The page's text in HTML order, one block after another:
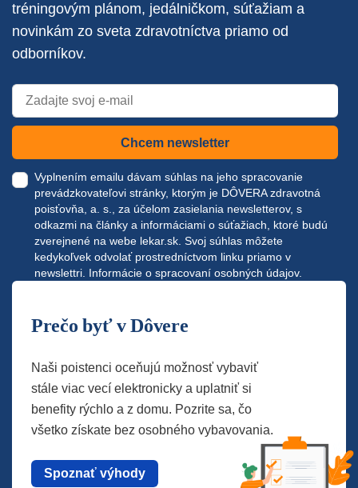
tréningovým plánom, jedálničkom, súťažiam a
novinkám zo sveta zdravotníctva priamo od
odborníkov.
Chcem newsletter
Vyplnením emailu dávam súhlas na jeho spracovanie
prevádzkovateľovi stránky, ktorým je DÔVERA zdravotná
poisťovňa, a. s., za účelom zasielania newsletterov, s
odkazmi na články a informáciami o súťažiach, ktoré budú
zverejnené na webe lekar.sk . Svoj súhlas môžete
kedykoľvek odvolať prostredníctvom linku priamo v
newslettri. Informácie o spracovaní osobných údajov.
Prečo byť v Dôvere
Naši poistenci oceňujú možnosť vybaviť
stále viac vecí elektronicky a uplatniť si
benefity rýchlo a z domu. Pozrite sa, čo
všetko získate bez osobného vybavovania.
Spoznať výhody